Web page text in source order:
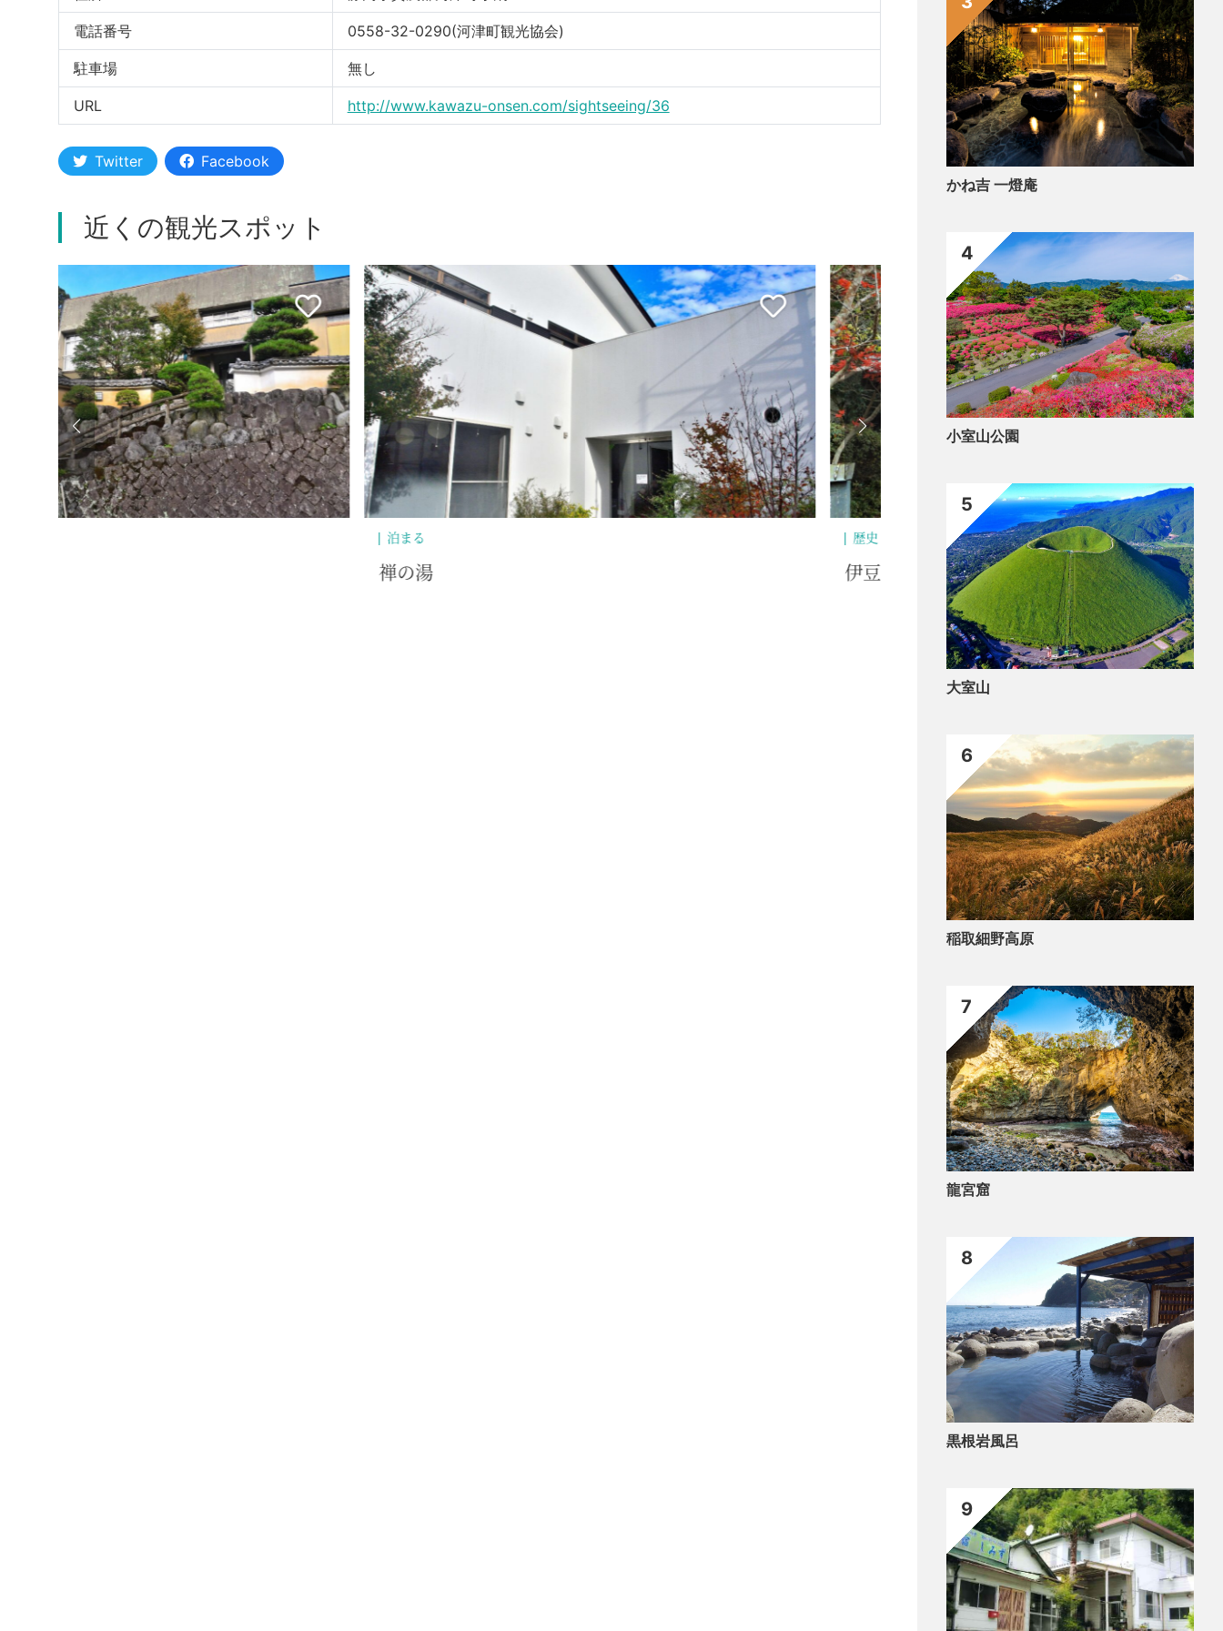
電話番号 0558-32-0290(河津町観光協会)
駐車場 無し
URL http://www.kawazu-onsen.com/sightseeing/36
Twitter Facebook
近くの観光スポット
伊豆の踊子文学碑 伊
かね吉 一燈庵
小室山公園
4
大室山
5
稲取細野高原
6
龍宮窟
7
黒根岩風呂
8
9